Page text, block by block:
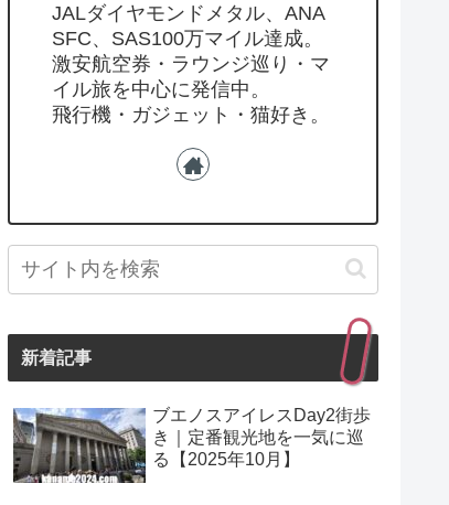
JALダイヤモンドメタル、ANA
SFC、SAS100万マイル達成。
激安航空券・ラウンジ巡り・マ
イル旅を中心に発信中。
飛行機・ガジェット・猫好き。
新着記事
ブエノスアイレスDay2街歩
き｜定番観光地を一気に巡
る【2025年10月】